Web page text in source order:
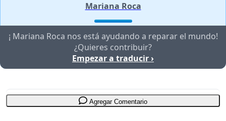
Mariana Roca
¡ Mariana Roca nos está ayudando a reparar el mundo!
¿Quieres contribuir?
Empezar a traducir ›
Agregar Comentario